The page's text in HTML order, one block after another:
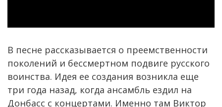
В песне рассказывается о преемственности
поколений и бессмертном подвиге русского
воинства. Идея ее создания возникла еще
три года назад, когда ансамбль ездил на
Донбасс с концертами. Именно там Виктор